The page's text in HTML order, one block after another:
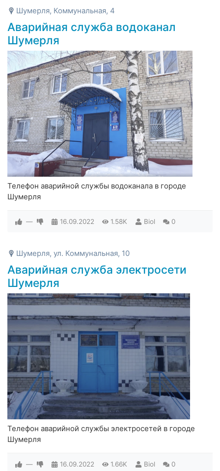
Шумерля, Коммунальная, 4
Аварийная служба водоканал
Шумерля
Телефон аварийной службы водоканала в городе
Шумерля
— 16.09.2022 1.58K Biol 0
Шумерля, ул. Коммунальная, 10
Аварийная служба электросети
Шумерля
Телефон аварийной службы электросетей в городе
Шумерля
— 16.09.2022 1.66K Biol 0